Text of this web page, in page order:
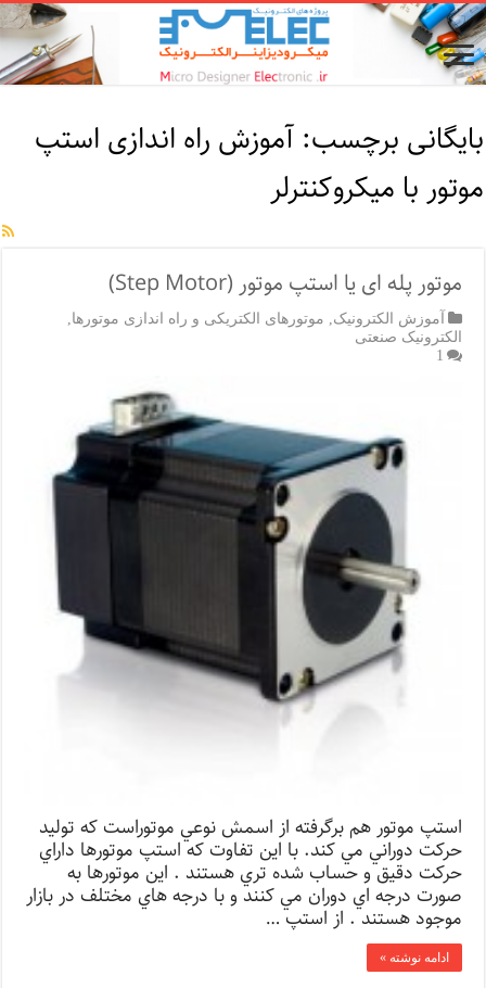
بایگانی برچسب:آموزش راه اندازی استپ
موتور با میکروکنترلر
موتور پله ای یا استپ موتور (Step Motor)
آموزش الکترونیک موتورهای الکتریکی و راه اندازی موتورها
الکترونیک صنعتی
1
استپ موتور هم برگرفته از اسمش نوعي موتوراست كه توليد
حركت دوراني مي كند. با اين تفاوت كه استپ موتورها داراي
حركت دقيق و حساب شده تري هستند . اين موتورها به
صورت درجه اي دوران مي كنند و با درجه هاي مختلف در بازار
موجود هستند . از استپ …
ادامه نوشته »